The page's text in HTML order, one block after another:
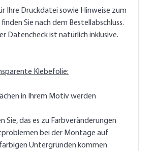
Ihre Druckdatei sowie Hinweise zum
Sie nach dem Bestellabschluss.
Datencheck ist natürlich inklusive.
Klebefolie:
in Ihrem Motiv werden
Sie, das es zu Farbveränderungen
bei der Montage auf
Untergründen kommen